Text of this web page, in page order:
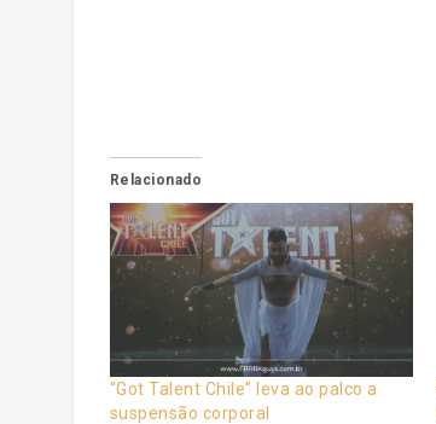
Relacionado
“Got Talent Chile” leva ao palco a
suspensão corporal